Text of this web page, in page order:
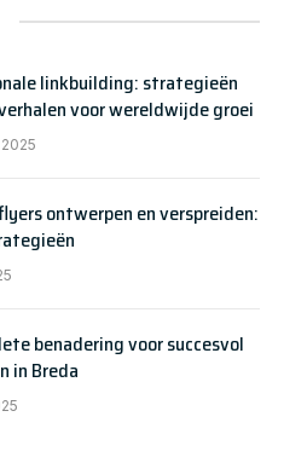
linkbuilding: strategieën
voor wereldwijde groei
ontwerpen en verspreiden:
benadering voor succesvol
in Breda